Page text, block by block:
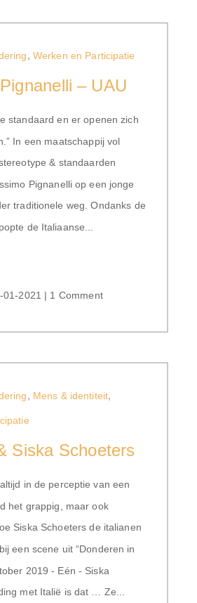
, Werken en Participatie
– UAU
standaard en er openen zich
In een maatschappij vol
& standaarden
Pignanelli op een jonge
traditionele weg. Ondanks de
de Italiaanse...
01-2021 | 1 Comment
, Mens & identiteit,
Siska Schoeters
in de perceptie van een
het grappig, maar ook
Siska Schoeters de italianen
een scene uit “Donderen in
2019 - Eén - Siska
met Italië is dat … Ze...